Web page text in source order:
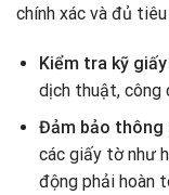
chính xác và đủ tiêu
Kiểm tra kỹ
dịch thuật, công
Đảm bảo thông
các giấy tờ như
động phải hoàn